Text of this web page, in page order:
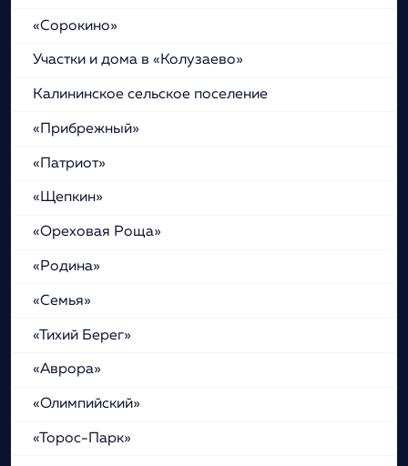
«Сорокино»
Участки и дома в «Колузаево»
Калининское сельское поселение
«Прибрежный»
«Патриот»
«Щепкин»
«Ореховая Роща»
«Родина»
«Семья»
«Тихий Берег»
«Аврора»
«Олимпийский»
«Торос-Парк»